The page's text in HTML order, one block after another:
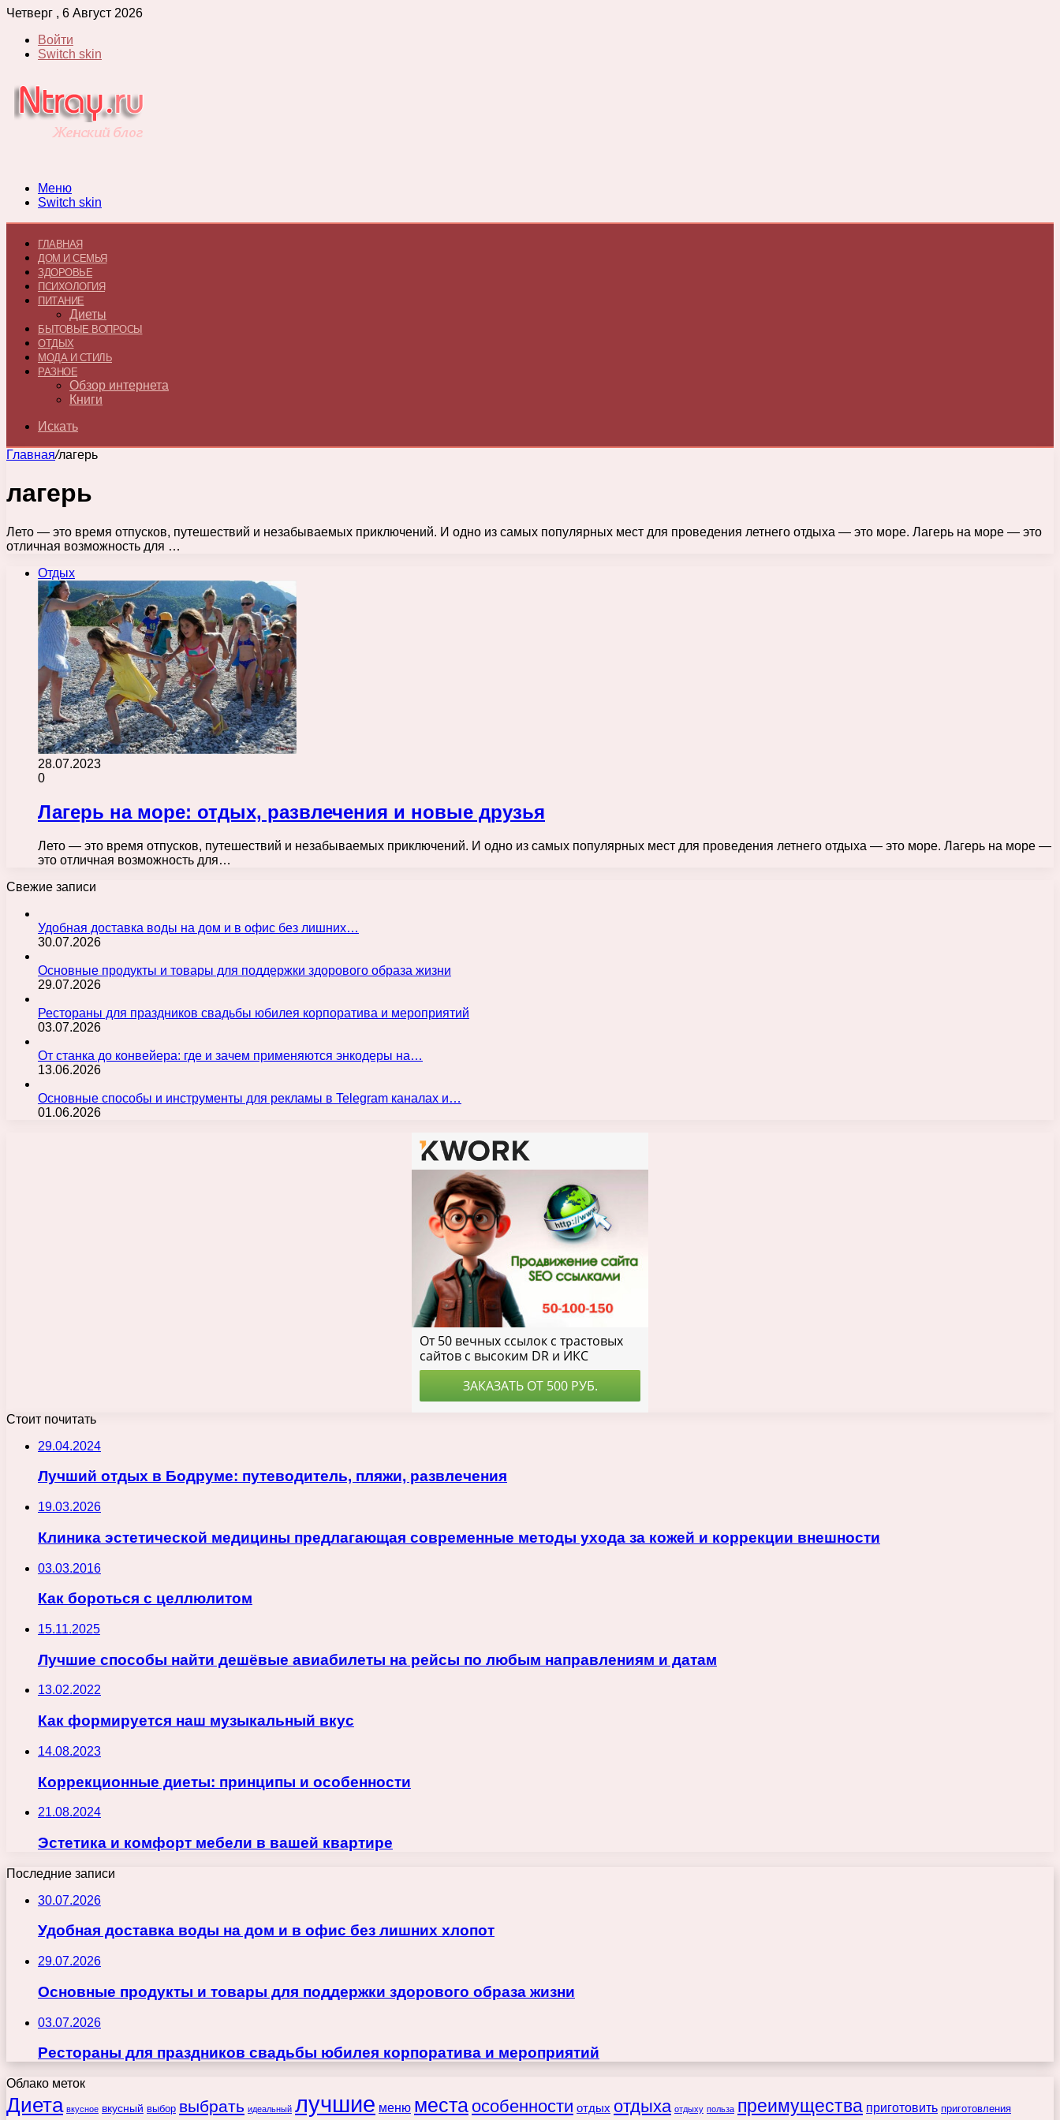
Четверг , 6 Август 2026
Войти
Switch skin
Меню
Switch skin
ГЛАВНАЯ
ДОМ И СЕМЬЯ
ЗДОРОВЬЕ
ПСИХОЛОГИЯ
ПИТАНИЕ
Диеты
БЫТОВЫЕ ВОПРОСЫ
ОТДЫХ
МОДА И СТИЛЬ
РАЗНОЕ
Обзор интернета
Книги
Искать
Главная/лагерь
лагерь
Лето — это время отпусков, путешествий и незабываемых приключений. И одно из самых популярных мест для проведения летнего отдыха — это море. Лагерь на море — это
отличная возможность для …
Отдых
28.07.2023
0
Лагерь на море: отдых, развлечения и новые друзья
Лето — это время отпусков, путешествий и незабываемых приключений. И одно из самых популярных мест для проведения летнего отдыха — это море. Лагерь на море —
это отличная возможность для…
Свежие записи
Удобная доставка воды на дом и в офис без лишних…
30.07.2026
Основные продукты и товары для поддержки здорового образа жизни
29.07.2026
Рестораны для праздников свадьбы юбилея корпоратива и мероприятий
03.07.2026
От станка до конвейера: где и зачем применяются энкодеры на…
13.06.2026
Основные способы и инструменты для рекламы в Telegram каналах и…
01.06.2026
Стоит почитать
29.04.2024
Лучший отдых в Бодруме: путеводитель, пляжи, развлечения
19.03.2026
Клиника эстетической медицины предлагающая современные методы ухода за кожей и коррекции внешности
03.03.2016
Как бороться с целлюлитом
15.11.2025
Лучшие способы найти дешёвые авиабилеты на рейсы по любым направлениям и датам
13.02.2022
Как формируется наш музыкальный вкус
14.08.2023
Коррекционные диеты: принципы и особенности
21.08.2024
Эстетика и комфорт мебели в вашей квартире
Последние записи
30.07.2026
Удобная доставка воды на дом и в офис без лишних хлопот
29.07.2026
Основные продукты и товары для поддержки здорового образа жизни
03.07.2026
Рестораны для праздников свадьбы юбилея корпоратива и мероприятий
Облако меток
Диета вкусное вкусный выбор выбрать идеальный лучшие меню места особенности отдых отдыха отдыху польза преимущества приготовить приготовления